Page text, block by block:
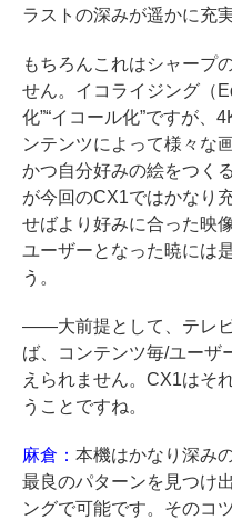
ラストの深みが遥かに充
もちろんこれはシャープ
せん。イコライジング（
化”“イコール化”ですが、
ンテンツによって様々な
かつ自分好みの絵をつく
が今回のCX1ではかなり
せばより好みに合った映
ユーザーとなった暁には
う。
――大前提として、テレ
ば、コンテンツ毎/ユーザ
えられません。CX1はそ
うことですね。
麻倉： 本機はかなり深み
最良のパターンを見つけ
ングで可能です。そのコ